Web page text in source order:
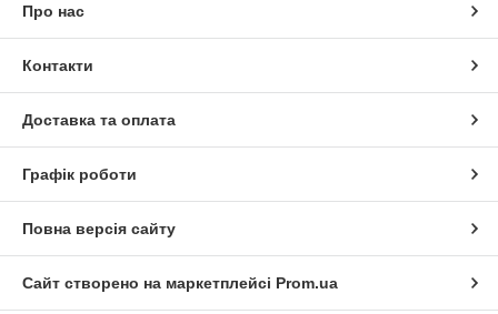
Про нас
Контакти
Доставка та оплата
Графік роботи
Повна версія сайту
Сайт створено на маркетплейсі Prom.ua